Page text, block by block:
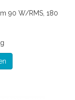
90 W/RMS, 180